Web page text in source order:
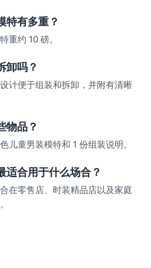
特有多重？
重约 10 磅。
卸吗？
计便于组装和拆卸，并附有清晰
物品？
儿童男装模特和 1 份组装说明。
适合用于什么场合？
在零售店、时装精品店以及家庭